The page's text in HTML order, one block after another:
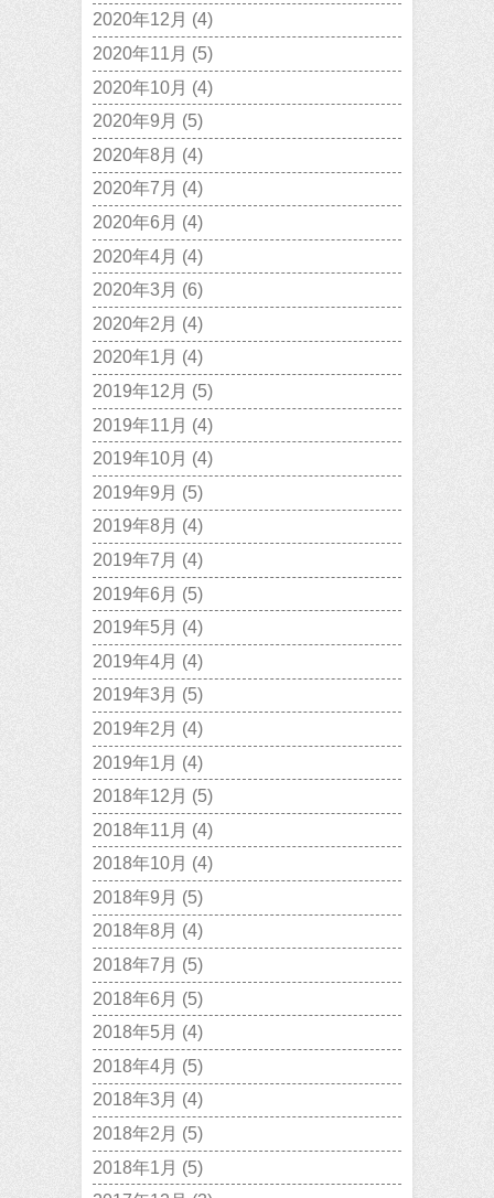
2020年12月 (4)
2020年11月 (5)
2020年10月 (4)
2020年9月 (5)
2020年8月 (4)
2020年7月 (4)
2020年6月 (4)
2020年4月 (4)
2020年3月 (6)
2020年2月 (4)
2020年1月 (4)
2019年12月 (5)
2019年11月 (4)
2019年10月 (4)
2019年9月 (5)
2019年8月 (4)
2019年7月 (4)
2019年6月 (5)
2019年5月 (4)
2019年4月 (4)
2019年3月 (5)
2019年2月 (4)
2019年1月 (4)
2018年12月 (5)
2018年11月 (4)
2018年10月 (4)
2018年9月 (5)
2018年8月 (4)
2018年7月 (5)
2018年6月 (5)
2018年5月 (4)
2018年4月 (5)
2018年3月 (4)
2018年2月 (5)
2018年1月 (5)